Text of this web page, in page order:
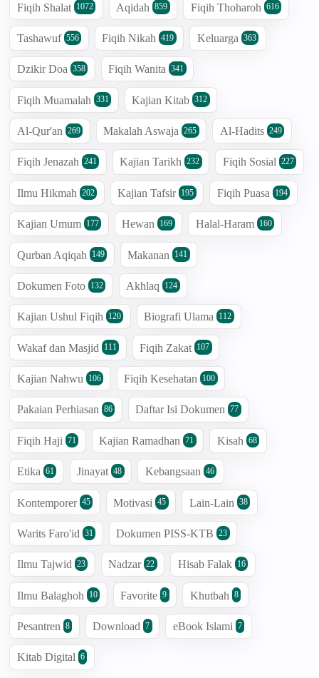
Fiqih Shalat 1072 Aqidah 859 Fiqih Thoharoh 616
Tashawuf 556 Fiqih Nikah 419 Keluarga 363
Dzikir Doa 358 Fiqih Wanita 341
Fiqih Muamalah 331 Kajian Kitab 312
Al-Qur'an 269 Makalah Aswaja 265 Al-Hadits 249
Fiqih Jenazah 241 Kajian Tarikh 232 Fiqih Sosial 227
Ilmu Hikmah 202 Kajian Tafsir 195 Fiqih Puasa 194
Kajian Umum 177 Hewan 169 Halal-Haram 160
Qurban Aqiqah 149 Makanan 141
Dokumen Foto 132 Akhlaq 124
Kajian Ushul Fiqih 120 Biografi Ulama 112
Wakaf dan Masjid 111 Fiqih Zakat 107
Kajian Nahwu 106 Fiqih Kesehatan 100
Pakaian Perhiasan 86 Daftar Isi Dokumen 77
Fiqih Haji 71 Kajian Ramadhan 71 Kisah 68
Etika 61 Jinayat 48 Kebangsaan 46
Kontemporer 45 Motivasi 45 Lain-Lain 38
Warits Faro'id 31 Dokumen PISS-KTB 23
Ilmu Tajwid 23 Nadzar 22 Hisab Falak 16
Ilmu Balaghoh 10 Favorite 9 Khutbah 8
Pesantren 8 Download 7 eBook Islami 7
Kitab Digital 6